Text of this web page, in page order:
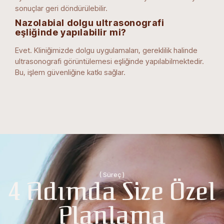
sonuçlar geri döndürülebilir.
Nazolabial dolgu ultrasonografi
eşliğinde yapılabilir mi?
Evet. Kliniğimizde dolgu uygulamaları, gereklilik halinde
ultrasonografi görüntülemesi eşliğinde yapılabilmektedir.
Bu, işlem güvenliğine katkı sağlar.
( Süreç )
4 Adımda Size Özel
Planlama